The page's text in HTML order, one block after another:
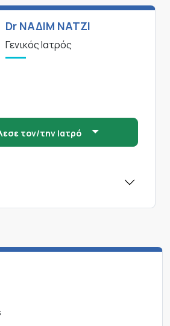
Dr ΝΑΔΙΜ ΝΑΤΖΙ
Γενικός Ιατρός
τον/την Ιατρό